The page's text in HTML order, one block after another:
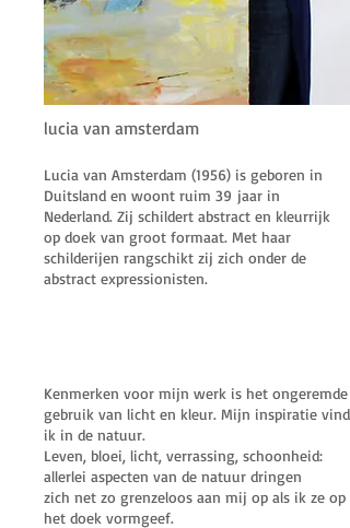
lucia van amsterdam
Lucia van Amsterdam (1956) is geboren in
Duitsland en woont ruim 39 jaar in
Nederland. Zij schildert abstract en kleurrijk
op doek van groot formaat. Met haar
schilderijen rangschikt zij zich onder de
abstract expressionisten.
Kenmerken voor mijn werk is het ongeremde
gebruik van licht en kleur. Mijn inspiratie vind
ik in de natuur.
Leven, bloei, licht, verrassing, schoonheid:
allerlei aspecten van de natuur dringen
zich net zo grenzeloos aan mij op als ik ze op
het doek vormgeef.